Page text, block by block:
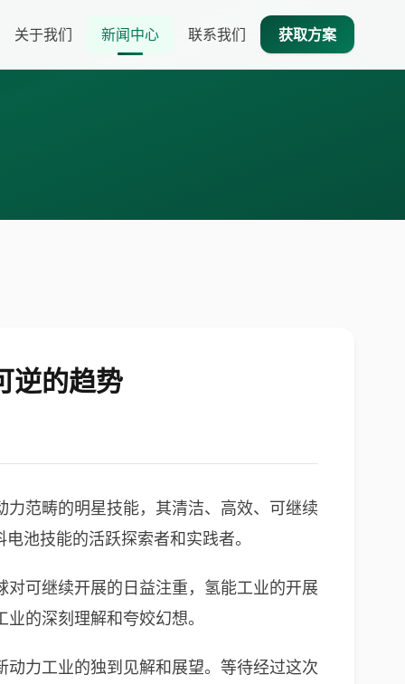
关于我们 新闻中心 联系我们 获取方案
逆的趋势
范畴的明星技能，其清洁、高效、可继续
池技能的活跃探索者和实践者。
可继续开展的日益注重，氢能工业的开展
的深刻理解和夸姣幻想。
力工业的独到见解和展望。等待经过这次